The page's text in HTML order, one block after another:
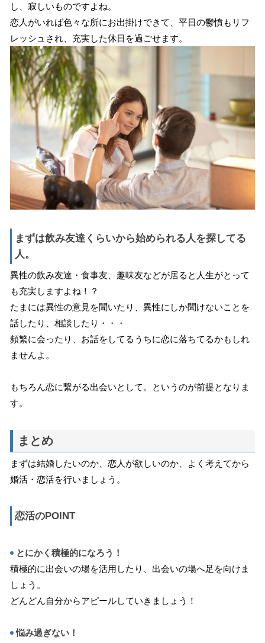
し、寂しいものですよね。
恋人がいれば色々な所にお出掛けできて、平日の鬱憤もリフ
レッシュされ、充実した休日を過ごせます。
まずは飲み友達くらいから始められる人を探してる
人。
異性の飲み友達・食事友、趣味友などが居ると人生がとって
も充実しますよね！？
たまには異性の意見を聞いたり、異性にしか聞けないことを
話したり、相談したり・・・
頻繁に会ったり、お話をしてるうちに恋に落ちてるかもしれ
ませんよ。
もちろん恋に繋がる出会いとして。というのが前提となりま
す。
まとめ
まずは結婚したいのか、恋人が欲しいのか、よく考えてから
婚活・恋活を行いましょう。
恋活のPOINT
とにかく積極的になろう！
積極的に出会いの場を活用したり、出会いの場へ足を向けま
しょう。
どんどん自分からアピールしていきましょう！
悩み過ぎない！